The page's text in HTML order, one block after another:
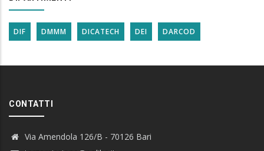
DIF DMMM DICATECH DEI DARCOD
CONTATTI
Via Amendola 126/B - 70126 Bari